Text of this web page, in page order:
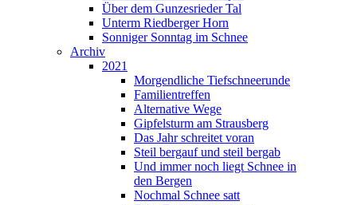
Über dem Gunzesrieder Tal
Unterm Riedberger Horn
Sonniger Sonntag im Schnee
Archiv
2021
Morgendliche Tiefschneerunde
Familientreffen
Alternative Wege
Gipfelsturm am Strausberg
Das Jahr schreitet voran
Steil bergauf und steil bergab
Und immer noch liegt Schnee in
den Bergen
Nochmal Schnee satt